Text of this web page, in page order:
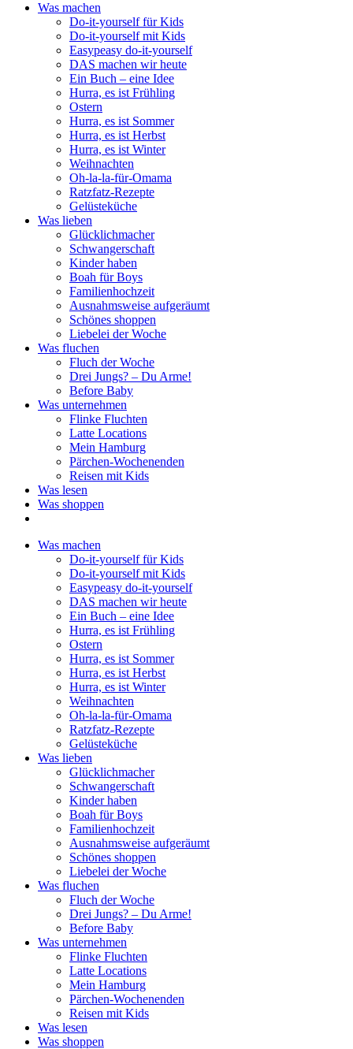
Was machen
Do-it-yourself für Kids
Do-it-yourself mit Kids
Easypeasy do-it-yourself
DAS machen wir heute
Ein Buch – eine Idee
Hurra, es ist Frühling
Ostern
Hurra, es ist Sommer
Hurra, es ist Herbst
Hurra, es ist Winter
Weihnachten
Oh-la-la-für-Omama
Ratzfatz-Rezepte
Gelüsteküche
Was lieben
Glücklichmacher
Schwangerschaft
Kinder haben
Boah für Boys
Familienhochzeit
Ausnahmsweise aufgeräumt
Schönes shoppen
Liebelei der Woche
Was fluchen
Fluch der Woche
Drei Jungs? – Du Arme!
Before Baby
Was unternehmen
Flinke Fluchten
Latte Locations
Mein Hamburg
Pärchen-Wochenenden
Reisen mit Kids
Was lesen
Was shoppen
Was machen
Do-it-yourself für Kids
Do-it-yourself mit Kids
Easypeasy do-it-yourself
DAS machen wir heute
Ein Buch – eine Idee
Hurra, es ist Frühling
Ostern
Hurra, es ist Sommer
Hurra, es ist Herbst
Hurra, es ist Winter
Weihnachten
Oh-la-la-für-Omama
Ratzfatz-Rezepte
Gelüsteküche
Was lieben
Glücklichmacher
Schwangerschaft
Kinder haben
Boah für Boys
Familienhochzeit
Ausnahmsweise aufgeräumt
Schönes shoppen
Liebelei der Woche
Was fluchen
Fluch der Woche
Drei Jungs? – Du Arme!
Before Baby
Was unternehmen
Flinke Fluchten
Latte Locations
Mein Hamburg
Pärchen-Wochenenden
Reisen mit Kids
Was lesen
Was shoppen